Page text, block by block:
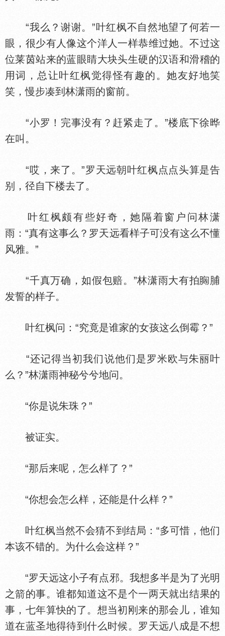
“我么？谢谢。”叶红枫不自然地望了何若一
眼，很少有人像这个洋人一样恭维过她。不过这
位莱茵站来的蓝眼睛大块头生硬的汉语和滑稽的
用词，总让叶红枫觉得怪有趣的。她友好地笑
笑，慢步凑到林潇雨的窗前。
“小罗！完事没有？赶紧走了。”楼底下徐晔
在叫。
“哎，来了。”罗天远朝叶红枫点点头算是告
别，径自下楼去了。
叶红枫颇有些好奇，她隔着窗户问林潇
雨：“真有这事么？罗天远看样子可没有这么不懂
风雅。”
“千真万确，如假包赔。”林潇雨大有拍
脯
发誓的样子。
叶红枫问：“究竟是谁家的女孩这么倒霉？”
“还记得当初我们说他们是罗米欧与朱丽叶
么？”林潇雨神秘兮兮地问。
“你是说朱珠？”
被证实。
“那后来呢，怎么样了？”
“你想会怎么样，还能是什么样？”
叶红枫当然不会猜不到结局：“多可惜，他们
本该不错的。为什么会这样？”
“罗天远这小子有点邪。我想多半是为了光明
之箭的事。谁都知道这不是个一两天就出结果的
事，七年算快的了。想当初刚来的那会儿，谁知
道在蓝圣地得待到什么时候。罗天远八成是不想